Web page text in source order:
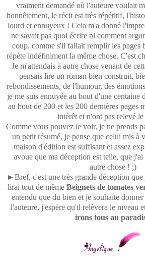
vraiment demandé où l'auteure voulait
honnêtement, le récit est très répétitif,
lourd et ennuyeux ! Cela m'a donné
ne savait pas quoi écrire ni comment
coup, comme s'il fallait remplir les pages
répète indéfiniment la même chose. C'est
Je m'attendais à autre chose venant de
pensais lire un roman bien construit,
rebondissements, de l'humour, des
je me suis ennuyée au bout d'une centaine
au bout de 200 et les 200 dernières pages
intérêt et n'ont pas relevé
Comme vous pouvez le voir, je ne prends
un petit résumé, je pense que celui mis à
maison d'édition est suffisant et assez
avoue que ma déception est telle, que j'ai
autre chose ! ;)
►Bref, c'est une très grande déception
lirai tout de même Beignets de tomates
entendu que du bien et je souhaite
l'auteure, j'espère qu'il relèvera le niveau
irons tous au